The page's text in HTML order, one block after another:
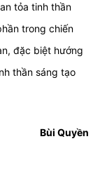
tỏa tinh thần
trong chiến
đặc biệt hướng
thần sáng tạo
Bùi Quyền